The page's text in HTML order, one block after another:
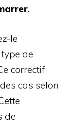
.
le
de
correctif
cas selon
de